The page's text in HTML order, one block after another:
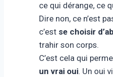
ce qui dérange, ce
Dire non, ce n’est
c’est se choisir
trahir son corps.
C’est cela qui
un vrai oui. Un oui